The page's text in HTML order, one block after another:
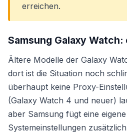
erreichen.
Samsung Galaxy
Ältere Modelle der Galaxy
dort ist die Situation noch
überhaupt keine Proxy-
(Galaxy Watch 4 und neuer)
aber Samsung fügt eine
Systemeinstellungen